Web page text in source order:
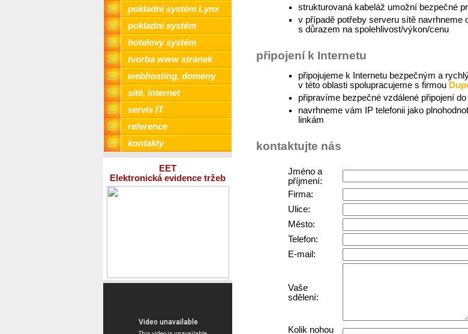
pokladní systém Lynx
pokladní systém
hotelový systém
tvorba www stránek
webhosting, domény
sítě, Internet
servis IT
reference
kontakty
EET
Elektronická evidence tržeb
strukturovaná kabeláž umožní bezpečné
v případě potřeby serveru sítě navrhneme
s důrazem na spolehlivost/výkon/cenu
připojení k Internetu
připojujeme k Internetu bezpečným a
v této oblasti spolupracujeme s firmou
připravíme bezpečné vzdálené připojení
navrhneme vám IP telefonii jako
linkám
kontaktujte nás
Jméno a
příjmení:
Firma:
Ulice:
Město:
Telefon:
E-mail:
Vaše
sdělení:
Kolik nohou